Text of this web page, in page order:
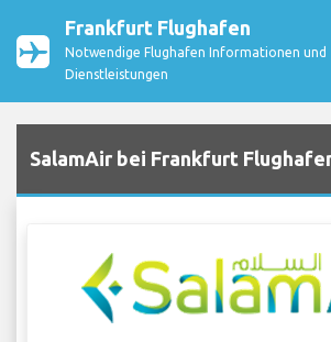
Frankfurt Flughafen
Notwendige Flughafen Informationen und
Dienstleistungen
SalamAir bei Frankfurt